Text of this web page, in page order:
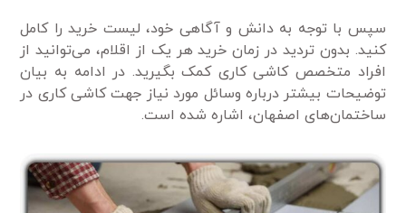
سپس با توجه به دانش و آگاهی خود، لیست خرید را کامل
کنید. بدون تردید در زمان خرید هر یک از اقلام، می‌توانید از
افراد متخصص کاشی کاری کمک بگیرید. در ادامه به بیان
توضیحات بیشتر درباره وسائل مورد نیاز جهت کاشی کاری در
ساختمان‌های اصفهان، اشاره شده است.